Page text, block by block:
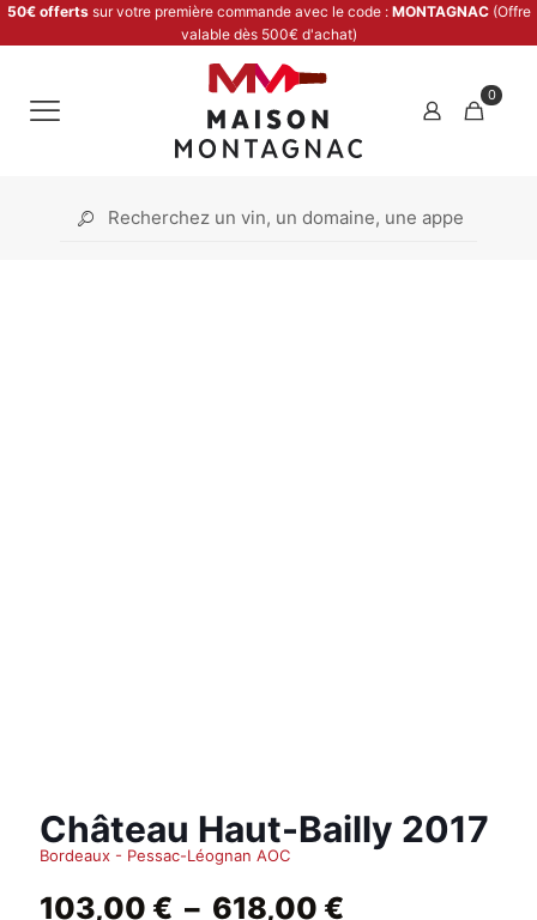
50€ offertssur votre première commande avec le code : MONTAGNAC (Offre
valable dès 500€ d'achat)
0
Château Haut-Bailly 2017
Bordeaux - Pessac-Léognan AOC
103,00 € – 618,00 €